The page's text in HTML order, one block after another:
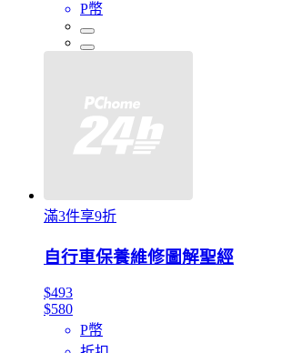
P幣
滿3件享9折
自行車保養維修圖解聖經
$493
$580
P幣